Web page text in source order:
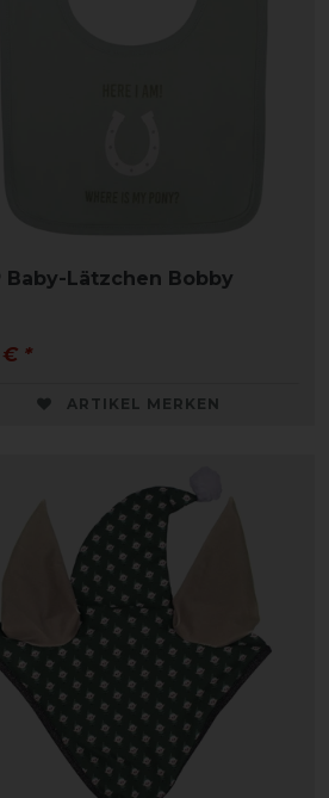
Baby-Lätzchen Bobby
€ *
ARTIKEL MERKEN